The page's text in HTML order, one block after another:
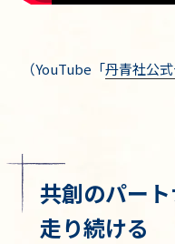
（YouTube「丹青社公
共創のパー
走り続ける